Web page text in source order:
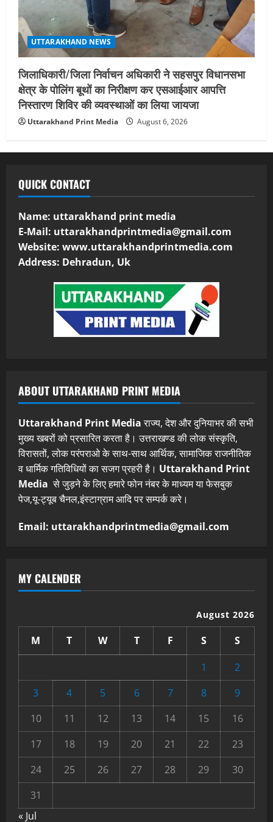
UTTARAKHAND NEWS
जिलाधिकारी/जिला निर्वाचन अधिकारी ने सहसपुर विधानसभा
क्षेत्र के पोलिंग बूथों का निरीक्षण कर एसआईआर आपत्ति
निस्तारण शिविर की व्यवस्थाओं का लिया जायजा
Uttarakhand Print Media August 6, 2026
QUICK CONTACT
Name: uttarakhand print media
E-Mail: uttarakhandprintmedia@gmail.com
Website: www.uttarakhandprintmedia.com
Address: Dehradun, Uk
ABOUT UTTARAKHAND PRINT MEDIA
Uttarakhand Print Mediaराज्य, देश और दुनियाभर की सभी
मुख्य खबरों को प्रसारित करता है। उत्तराखण्ड की लोक संस्कृति,
विरासतों, लोक परंपराओ के साथ-साथ आर्थिक, सामाजिक राजनीतिक
व धार्मिक गतिविधियों का सजग प्रहरी है। Uttarakhand Print
Media से जुड़ने के लिए हमारे फोन नंबर के माध्यम या फेसबुक
पेज,यू-ट्यूब चैनल,इंस्टाग्राम आदि पर सम्पर्क करे।
Email: uttarakhandprintmedia@gmail.com
MY CALENDER
August 2026
M T W T F S
S
1
2
3
4 5 6 7 8
9
10
11 12 13 14 15
16
17
18 19 20 21 22
23
24
25 26 27 28 29
30
31
« Jul